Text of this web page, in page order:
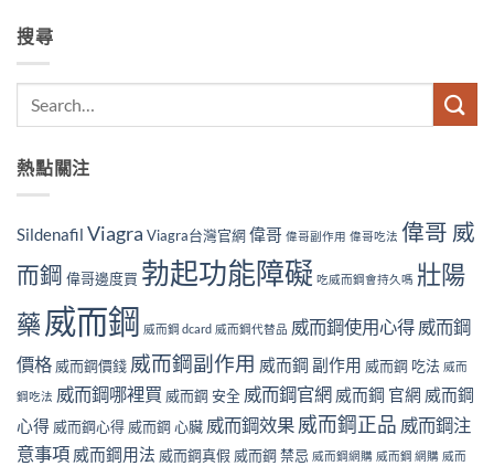
搜尋
熱點關注
Sildenafil Viagra Viagra台灣官網偉哥 偉哥副作用 偉哥吃法 偉哥 威
而鋼 偉哥邊度買 勃起功能障礙 吃威而鋼會持久嗎 壯陽
藥 威而鋼 威而鋼 dcard 威而鋼代替品 威而鋼使用心得 威而鋼
價格 威而鋼價錢 威而鋼副作用 威而鋼 副作用 威而鋼 吃法 威而
鋼吃法 威而鋼哪裡買 威而鋼 安全 威而鋼官網 威而鋼 官網 威而鋼
心得 威而鋼心得 威而鋼 心臟 威而鋼效果 威而鋼正品 威而鋼注
意事項 威而鋼用法 威而鋼真假 威而鋼 禁忌 威而鋼網購 威而鋼 網購 威而